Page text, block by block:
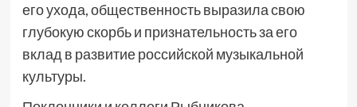
его ухода, общественность выразила свою
глубокую скорбь и признательность за его
вклад в развитие российской музыкальной
культуры.